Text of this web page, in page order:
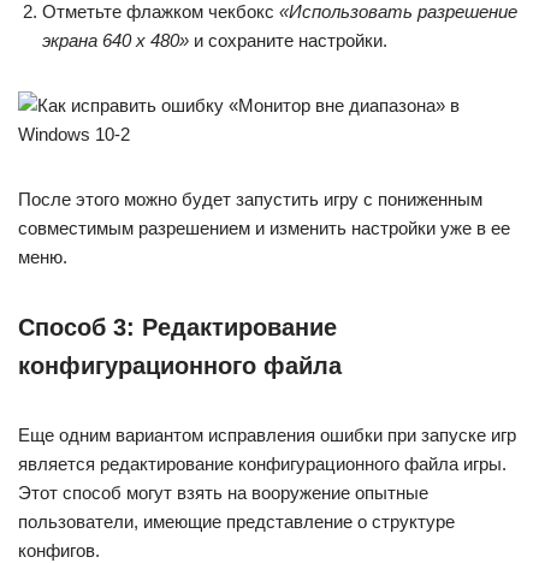
Отметьте флажком чекбокс «Использовать разрешение
экрана 640 х 480» и сохраните настройки.
После этого можно будет запустить игру с пониженным
совместимым разрешением и изменить настройки уже в ее
меню.
Способ 3: Редактирование
конфигурационного файла
Еще одним вариантом исправления ошибки при запуске игр
является редактирование конфигурационного файла игры.
Этот способ могут взять на вооружение опытные
пользователи, имеющие представление о структуре
конфигов.